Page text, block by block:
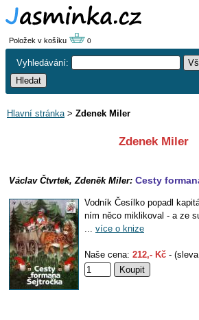
Položek v košíku 0
Vyhledávání:
Hlavní stránka> Zdenek Miler
Zdenek Miler
Václav Čtvrtek, Zdeněk Miler: Cesty
Vodník Česílko popadl
ním něco miklikoval - a ze
... více o knize
Naše cena: 212,- Kč -